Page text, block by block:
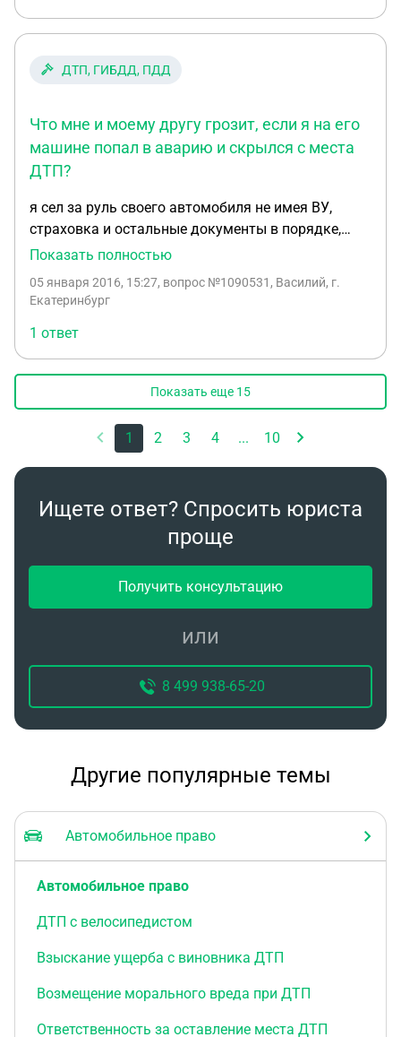
ДТП, ГИБДД, ПДД
Что мне и моему другу грозит, если я на его
машине попал в аварию и скрылся с места
ДТП?
я сел за руль своего автомобиля не имея ВУ,
страховка и остальные документы в порядке,
меня остановили сотрудники ДПС для проверки
отстранили от управления, машину приехал
разошлись по домам, после этого я сел за руль,
попал в аварию, сам с места ДТП скрылся (из
людей никто не пострадал), машину оставил там
что мне и моему другу грозит в данной ситуации
и как лучше поступить?
Показать полностью
05 января 2016, 15:27, вопрос №1090531, Василий, г.
Екатеринбург
1 ответ
Показать еще 15
1 2 3 4 ... 10
Ищете ответ? Спросить юриста
проще
Получить консультацию
или
8 499 938-65-20
Другие популярные темы
Автомобильное право
Автомобильное право
ДТП с велосипедистом
Взыскание ущерба с виновника ДТП
Возмещение морального вреда при ДТП
Ответственность за оставление места ДТП